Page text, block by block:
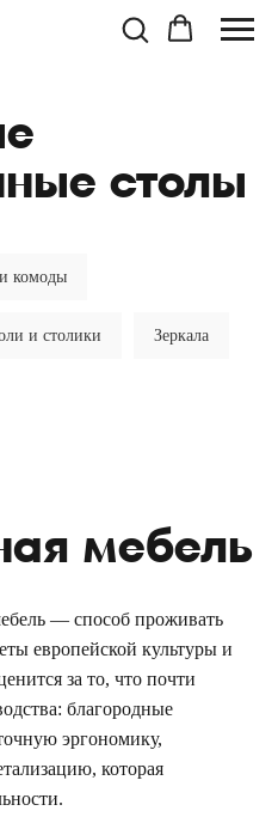
столы
комоды
и столики Зеркала
мебель
— способ проживать
европейской культуры и
за то, что почти
благородные
эргономику,
которая